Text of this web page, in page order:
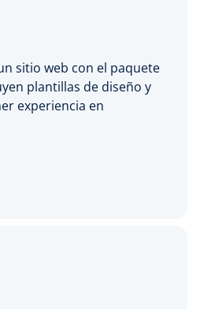
sitio web con el paquete
plantillas de diseño y
experiencia en